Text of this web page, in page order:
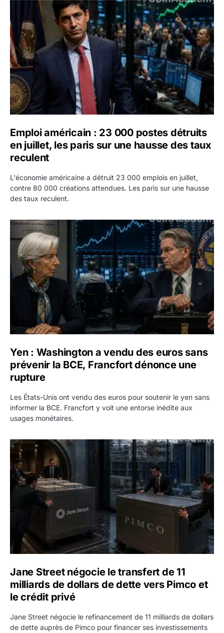
Emploi américain : 23 000 postes détruits en juillet, les
Emploi américain : 23 000 postes détruits
en juillet, les paris sur une hausse des taux
reculent
L'économie américaine a détruit 23 000 emplois en juillet,
contre 80 000 créations attendues. Les paris sur une hausse
des taux reculent.
Yen : Washington a vendu des euros sans prévenir la
Yen : Washington a vendu des euros sans
prévenir la BCE, Francfort dénonce une
rupture
Les États-Unis ont vendu des euros pour soutenir le yen sans
informer la BCE. Francfort y voit une entorse inédite aux
usages monétaires.
Jane Street négocie le transfert de 11 milliards de
Jane Street négocie le transfert de 11
milliards de dollars de dette vers Pimco et
le crédit privé
Jane Street négocie le refinancement de 11 milliards de dollars
de dette auprès de Pimco pour financer ses investissements